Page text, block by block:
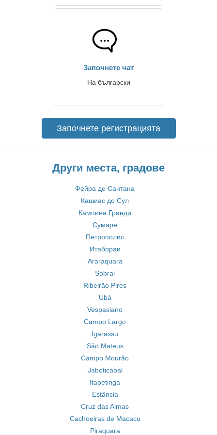
Започнете чат
На български
Започнете регистрацията
Други места, градове
Фейра де Сантана
Кашиас до Сул
Кампина Гранди
Сумаре
Петрополис
Итабораи
Araraquara
Sobral
Ribeirão Pires
Ubá
Vespasiano
Campo Largo
Igarassu
São Mateus
Campo Mourão
Jaboticabal
Itapetinga
Estância
Cruz das Almas
Cachoeiras de Macacu
Piraquara